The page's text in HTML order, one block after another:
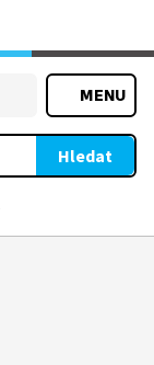
MENU
Hledat